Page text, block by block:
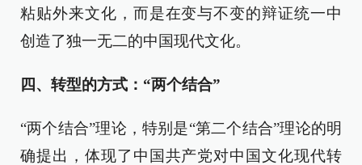
粘贴外来文化，而是在变与不变的辩证统一中
创造了独一无二的中国现代文化。
四、转型的方式：“两个结合”
“两个结合”理论，特别是“第二个结合”理论的明
确提出，体现了中国共产党对中国文化现代转